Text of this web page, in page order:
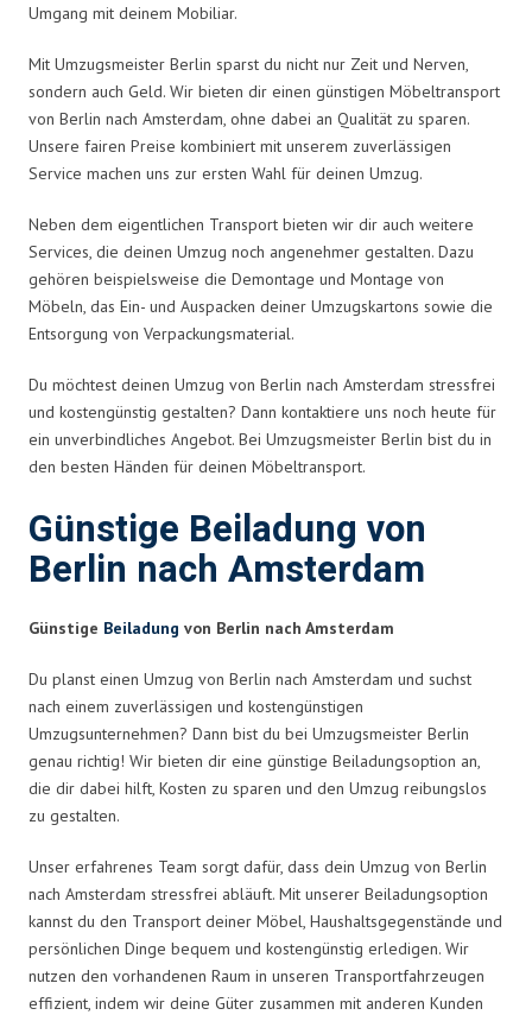
Umgang mit deinem Mobiliar.
Mit Umzugsmeister Berlin sparst du nicht nur Zeit und Nerven,
sondern auch Geld. Wir bieten dir einen günstigen Möbeltransport
von Berlin nach Amsterdam, ohne dabei an Qualität zu sparen.
Unsere fairen Preise kombiniert mit unserem zuverlässigen
Service machen uns zur ersten Wahl für deinen Umzug.
Neben dem eigentlichen Transport bieten wir dir auch weitere
Services, die deinen Umzug noch angenehmer gestalten. Dazu
gehören beispielsweise die Demontage und Montage von
Möbeln, das Ein- und Auspacken deiner Umzugskartons sowie die
Entsorgung von Verpackungsmaterial.
Du möchtest deinen Umzug von Berlin nach Amsterdam stressfrei
und kostengünstig gestalten? Dann kontaktiere uns noch heute für
ein unverbindliches Angebot. Bei Umzugsmeister Berlin bist du in
den besten Händen für deinen Möbeltransport.
Günstige Beiladung von
Berlin nach Amsterdam
Günstige Beiladung von Berlin nach Amsterdam
Du planst einen Umzug von Berlin nach Amsterdam und suchst
nach einem zuverlässigen und kostengünstigen
Umzugsunternehmen? Dann bist du bei Umzugsmeister Berlin
genau richtig! Wir bieten dir eine günstige Beiladungsoption an,
die dir dabei hilft, Kosten zu sparen und den Umzug reibungslos
zu gestalten.
Unser erfahrenes Team sorgt dafür, dass dein Umzug von Berlin
nach Amsterdam stressfrei abläuft. Mit unserer Beiladungsoption
kannst du den Transport deiner Möbel, Haushaltsgegenstände und
persönlichen Dinge bequem und kostengünstig erledigen. Wir
nutzen den vorhandenen Raum in unseren Transportfahrzeugen
effizient, indem wir deine Güter zusammen mit anderen Kunden